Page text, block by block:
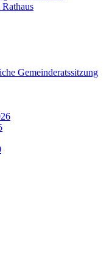
Gemeinderatssitzung